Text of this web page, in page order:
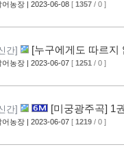
있는 유일한 것] 2권 표지
어농장 | 2023-06-08 [ 1357 / 0 ]
간]
[누구에게도 따르지
일같이 찾아온다.] 1권 표지
어농장 | 2023-06-07 [ 1251 / 0 ]
간] [미궁광주곡] 1
어농장 | 2023-06-07 [ 1219 / 0 ]